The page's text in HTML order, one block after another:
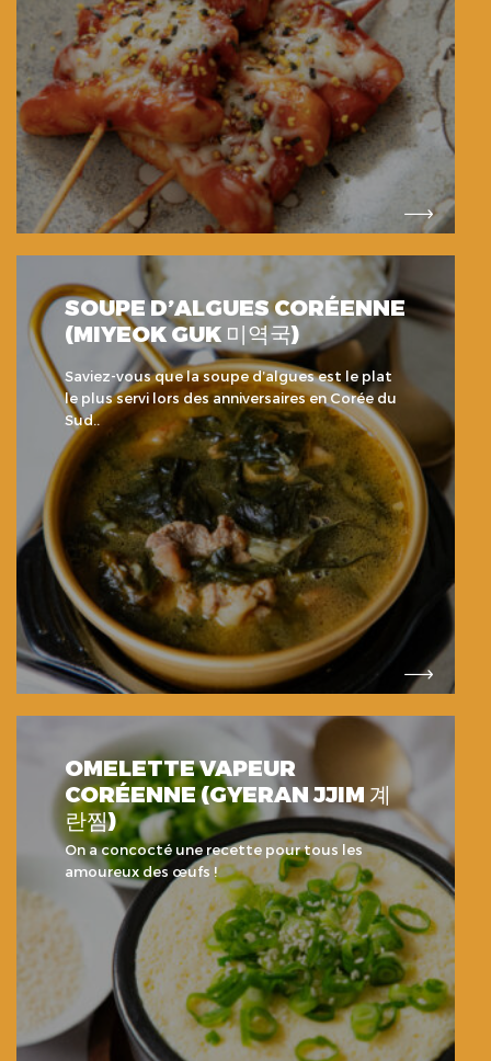
SOUPE D’ALGUES CORÉENNE
(MIYEOK GUK 미역국)
Saviez-vous que la soupe d’algues est le plat
le plus servi lors des anniversaires en Corée du
Sud..
OMELETTE VAPEUR
CORÉENNE (GYERAN JJIM 계
란찜)
On a concocté une recette pour tous les
amoureux des œufs !